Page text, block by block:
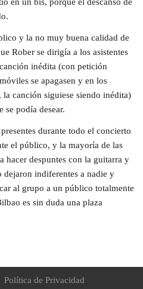
y la no muy buena calidad de
Rober se dirigía a los asistentes
inédita (con petición
se apagasen y en los
canción siguiese siendo inédita)
se podía desear.
durante todo el concierto
el público, y la mayoría de las
hacer despuntes con la guitarra y
dejaron indiferentes a nadie y
al grupo a un público totalmente
es sin duda una plaza
Política de Privacidad